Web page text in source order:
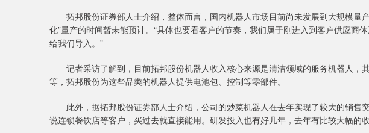
拓邦股份证券部人士介绍，整体而言，国内机器人市场目前尚未发展到大规模量产
化”量产的时间暂未能预计。“具体也要看客户的节奏，我们属于刚进入到客户供应商
给我们导入。”
记者采访了解到，目前拓邦股份机器人收入核心来源是清洁领域的服务机器人，
等，拓邦股份为这些品类的机器人提供电池包、控制等零部件。
此外，据拓邦股份证券部人士介绍，公司的炒菜机器人在去年实现了较大的销售
说连锁餐饮店等客户，买过去就直接能用。研发投入也有好几年，去年有比较大幅的